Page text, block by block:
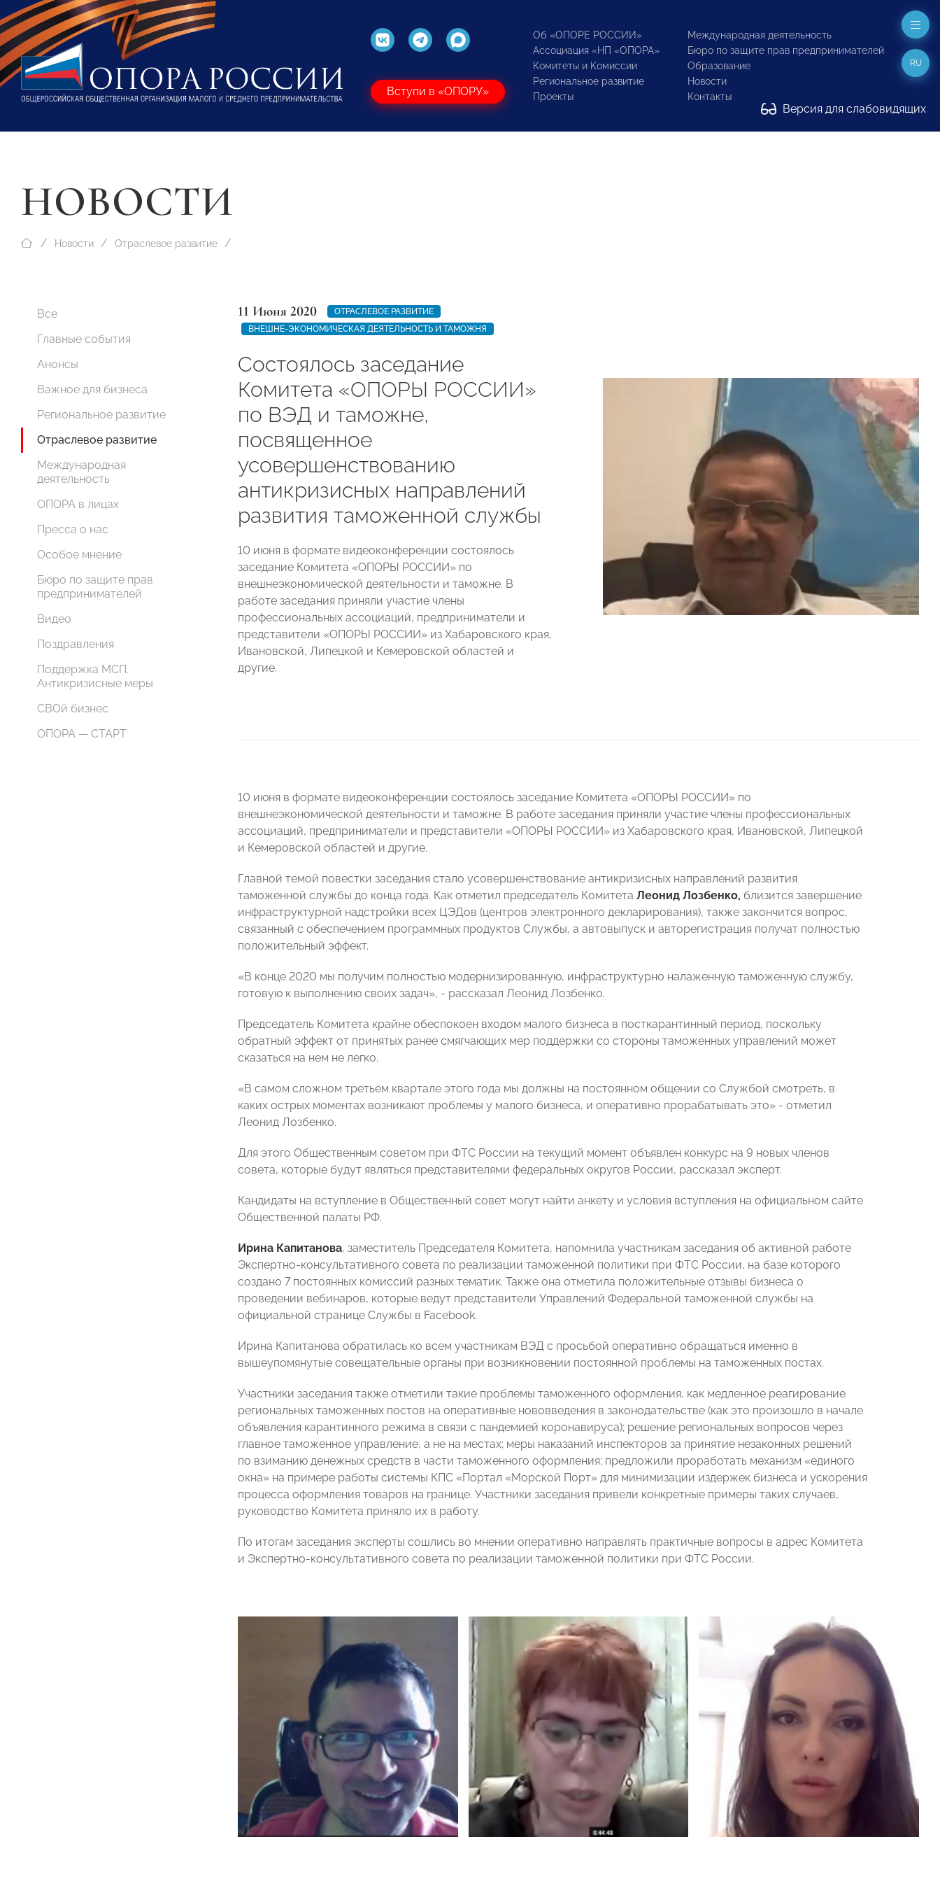
Вступи в «ОПОРУ»
Об «ОПОРЕ РОССИИ»
Ассоциация «НП «ОПОРА»
Комитеты и Комиссии
Региональное развитие
Проекты
Международная деятельность
Бюро по защите прав предпринимателей
Образование
Новости
Контакты
Версия для слабовидящих
RU
НОВОСТИ
Новости Отраслевое развитие
Все
Главные события
Анонсы
Важное для бизнеса
Региональное развитие
Отраслевое развитие
Международная
деятельность
ОПОРА в лицах
Пресса о нас
Особое мнение
Бюро по защите прав
предпринимателей
Видео
Поздравления
Поддержка МСП.
Антикризисные меры
СВОй бизнес
ОПОРА — СТАРТ
11 Июня 2020
ОТРАСЛЕВОЕ РАЗВИТИЕ
ВНЕШНЕ-ЭКОНОМИЧЕСКАЯ ДЕЯТЕЛЬНОСТЬ И ТАМОЖНЯ
Состоялось заседание
Комитета «ОПОРЫ РОССИИ»
по ВЭД и таможне,
посвященное
усовершенствованию
антикризисных направлений
развития таможенной службы
10 июня в формате видеоконференции состоялось
заседание Комитета «ОПОРЫ РОССИИ» по
внешнеэкономической деятельности и таможне. В
работе заседания приняли участие члены
профессиональных ассоциаций, предприниматели и
представители «ОПОРЫ РОССИИ» из Хабаровского края,
Ивановской, Липецкой и Кемеровской областей и
другие.
10 июня в формате видеоконференции состоялось заседание Комитета «ОПОРЫ РОССИИ» по
внешнеэкономической деятельности и таможне. В работе заседания приняли участие члены профессиональных
ассоциаций, предприниматели и представители «ОПОРЫ РОССИИ» из Хабаровского края, Ивановской, Липецкой
и Кемеровской областей и другие.
Главной темой повестки заседания стало усовершенствование антикризисных направлений развития
таможенной службы до конца года. Как отметил председатель Комитета Леонид Лозбенко, близится завершение
инфраструктурной надстройки всех ЦЭДов (центров электронного декларирования), также закончится вопрос,
связанный с обеспечением программных продуктов Службы, а автовыпуск и авторегистрация получат полностью
положительный эффект.
«В конце 2020 мы получим полностью модернизированную, инфраструктурно налаженную таможенную службу,
готовую к выполнению своих задач», - рассказал Леонид Лозбенко.
Председатель Комитета крайне обеспокоен входом малого бизнеса в посткарантинный период, поскольку
обратный эффект от принятых ранее смягчающих мер поддержки со стороны таможенных управлений может
сказаться на нем не легко.
«В самом сложном третьем квартале этого года мы должны на постоянном общении со Службой смотреть, в
каких острых моментах возникают проблемы у малого бизнеса, и оперативно прорабатывать это» - отметил
Леонид Лозбенко.
Для этого Общественным советом при ФТС России на текущий момент объявлен конкурс на 9 новых членов
совета, которые будут являться представителями федеральных округов России, рассказал эксперт.
Кандидаты на вступление в Общественный совет могут найти анкету и условия вступления на официальном сайте
Общественной палаты РФ.
Ирина Капитанова, заместитель Председателя Комитета, напомнила участникам заседания об активной работе
Экспертно-консультативного совета по реализации таможенной политики при ФТС России, на базе которого
создано 7 постоянных комиссий разных тематик. Также она отметила положительные отзывы бизнеса о
проведении вебинаров, которые ведут представители Управлений Федеральной таможенной службы на
официальной странице Службы в Facebook.
Ирина Капитанова обратилась ко всем участникам ВЭД с просьбой оперативно обращаться именно в
вышеупомянутые совещательные органы при возникновении постоянной проблемы на таможенных постах.
Участники заседания также отметили такие проблемы таможенного оформления, как медленное реагирование
региональных таможенных постов на оперативные нововведения в законодательстве (как это произошло в начале
объявления карантинного режима в связи с пандемией коронавируса); решение региональных вопросов через
главное таможенное управление, а не на местах; меры наказаний инспекторов за принятие незаконных решений
по взиманию денежных средств в части таможенного оформления; предложили проработать механизм «единого
окна» на примере работы системы КПС «Портал «Морской Порт» для минимизации издержек бизнеса и ускорения
процесса оформления товаров на границе. Участники заседания привели конкретные примеры таких случаев,
руководство Комитета приняло их в работу.
По итогам заседания эксперты сошлись во мнении оперативно направлять практичные вопросы в адрес Комитета
и Экспертно-консультативного совета по реализации таможенной политики при ФТС России.